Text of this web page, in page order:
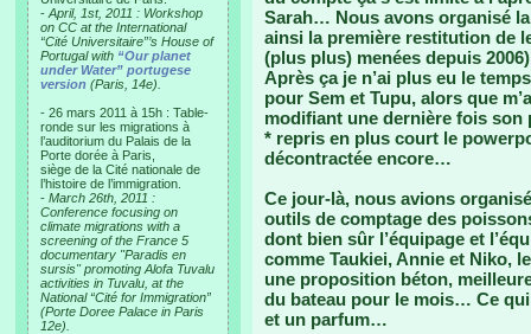
- April, 1st, 2011 : Workshop
on CC at the International
“Cité Universitaire”’s House of
Portugal with “Our planet
under Water” portugese
version (Paris, 14e).
- 26 mars 2011 à 15h : Table-
ronde sur les migrations à
l’auditorium du Palais de la
Porte dorée à Paris,
siège de la Cité nationale de
l’histoire de l’immigration.
- March 26th, 2011 :
Conference focusing on
climate migrations with a
screening of the France 5
documentary "Paradis en
sursis" promoting Alofa Tuvalu
activities in Tuvalu, at the
National “Cité for Immigration”
(Porte Doree Palace in Paris
12e).
Sarah… Nous avons organisé
ainsi la première restitution de
(plus plus) menées depuis
Après ça je n’ai plus eu le
pour Sem et Tupu, alors que
modifiant une dernière fois
* repris en plus court le
décontractée encore…
Ce jour-là, nous avions
outils de comptage des
dont bien sûr l’équipage et
comme Taukiei, Annie et Niko,
une proposition béton,
du bateau pour le mois… Ce
et un parfum…